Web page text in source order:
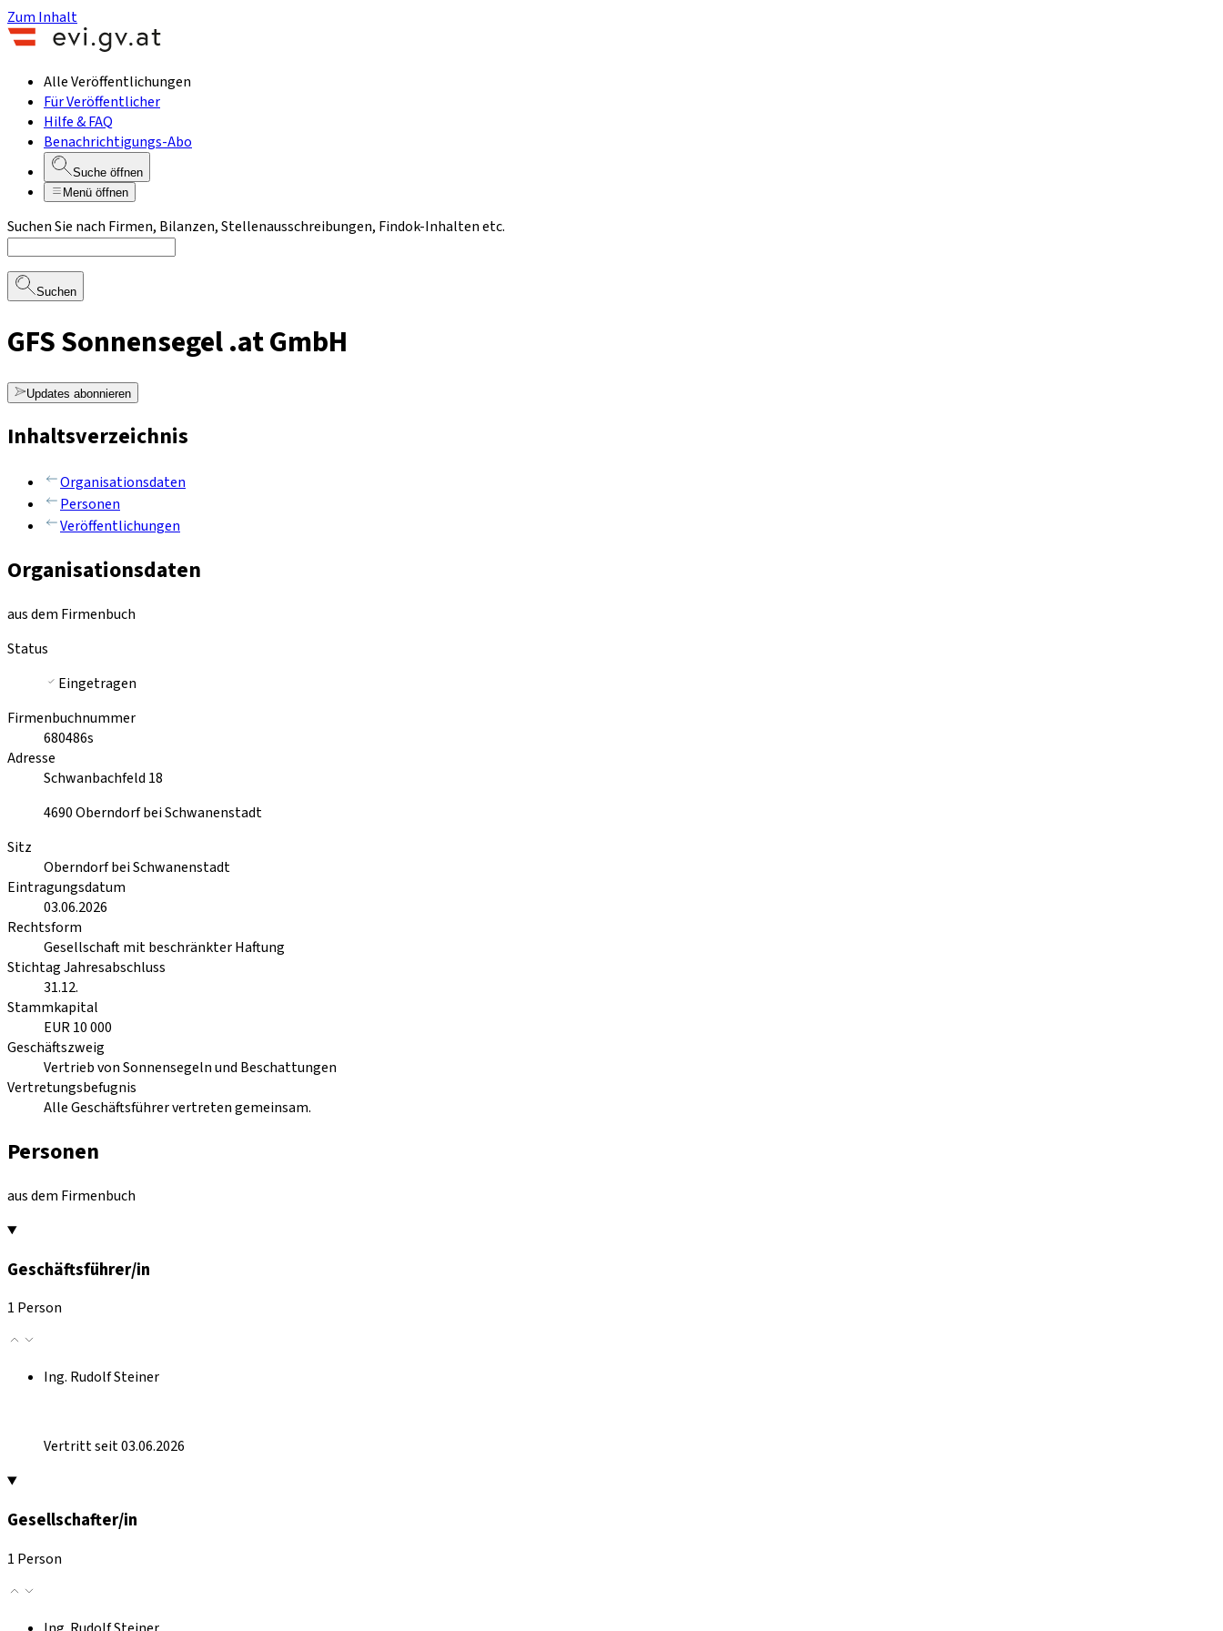
Zum Inhalt
Alle Veröffentlichungen
Für Veröffentlicher
Hilfe & FAQ
Benachrichtigungs-Abo
Suche öffnen
Menü öffnen
Suchen Sie nach Firmen, Bilanzen, Stellenausschreibungen, Findok-Inhalten etc.
Suchen
GFS Sonnensegel .at GmbH
Updates abonnieren
Inhaltsverzeichnis
Organisationsdaten
Personen
Veröffentlichungen
Organisationsdaten
aus dem Firmenbuch
Status
Eingetragen
Firmenbuchnummer
680486s
Adresse
Schwanbachfeld 18
4690Oberndorf bei Schwanenstadt
Sitz
Oberndorf bei Schwanenstadt
Eintragungsdatum
03.06.2026
Rechtsform
Gesellschaft mit beschränkter Haftung
Stichtag Jahresabschluss
31.12.
Stammkapital
EUR 10 000
Geschäftszweig
Vertrieb von Sonnensegeln und Beschattungen
Vertretungsbefugnis
Alle Geschäftsführer vertreten gemeinsam.
Personen
aus dem Firmenbuch
Geschäftsführer/in
1 Person
Ing. Rudolf Steiner
Vertritt seit 03.06.2026
Gesellschafter/in
1 Person